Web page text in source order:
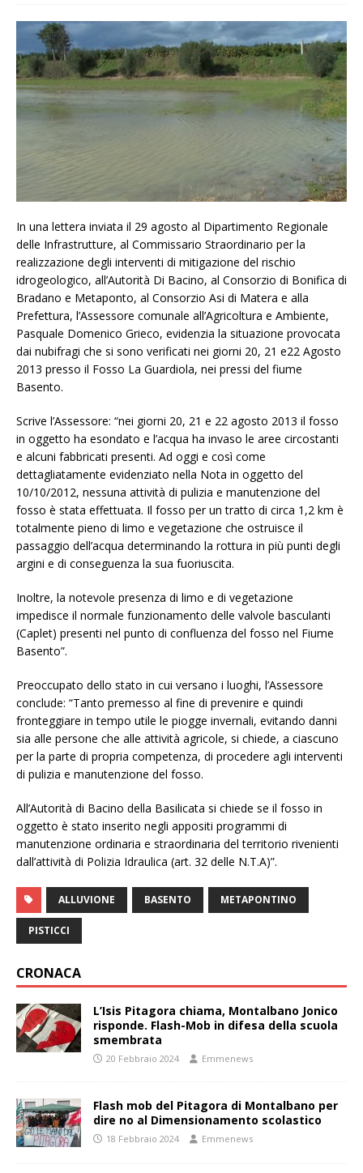
In una lettera inviata il 29 agosto al Dipartimento Regionale
delle Infrastrutture, al Commissario Straordinario per la
realizzazione degli interventi di mitigazione del rischio
idrogeologico, all’Autorità Di Bacino, al Consorzio di Bonifica di
Bradano e Metaponto, al Consorzio Asi di Matera e alla
Prefettura, l’Assessore comunale all’Agricoltura e Ambiente,
Pasquale Domenico Grieco, evidenzia la situazione provocata
dai nubifragi che si sono verificati nei giorni 20, 21 e22 Agosto
2013 presso il Fosso La Guardiola, nei pressi del fiume
Basento.
Scrive l’Assessore: “nei giorni 20, 21 e 22 agosto 2013 il fosso
in oggetto ha esondato e l’acqua ha invaso le aree circostanti
e alcuni fabbricati presenti. Ad oggi e così come
dettagliatamente evidenziato nella Nota in oggetto del
10/10/2012, nessuna attività di pulizia e manutenzione del
fosso è stata effettuata. Il fosso per un tratto di circa 1,2 km è
totalmente pieno di limo e vegetazione che ostruisce il
passaggio dell’acqua determinando la rottura in più punti degli
argini e di conseguenza la sua fuoriuscita.
Inoltre, la notevole presenza di limo e di vegetazione
impedisce il normale funzionamento delle valvole basculanti
(Caplet) presenti nel punto di confluenza del fosso nel Fiume
Basento”.
Preoccupato dello stato in cui versano i luoghi, l’Assessore
conclude: “Tanto premesso al fine di prevenire e quindi
fronteggiare in tempo utile le piogge invernali, evitando danni
sia alle persone che alle attività agricole, si chiede, a ciascuno
per la parte di propria competenza, di procedere agli interventi
di pulizia e manutenzione del fosso.
All’Autorità di Bacino della Basilicata si chiede se il fosso in
oggetto è stato inserito negli appositi programmi di
manutenzione ordinaria e straordinaria del territorio rivenienti
dall’attività di Polizia Idraulica (art. 32 delle N.T.A)”.
ALLUVIONE BASENTO METAPONTINO
PISTICCI
CRONACA
L’Isis Pitagora chiama, Montalbano Jonico
risponde. Flash-Mob in difesa della scuola
smembrata
20 Febbraio 2024 Emmenews
Flash mob del Pitagora di Montalbano per
dire no al Dimensionamento scolastico
18 Febbraio 2024 Emmenews